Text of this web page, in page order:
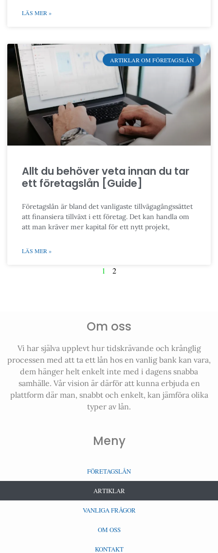
LÄS MER »
ARTIKLAR OM FÖRETAGSLÅN
Allt du behöver veta innan du tar
ett företagslån [Guide]
Företagslån är bland det vanligaste tillvägagångssättet
att finansiera tillväxt i ett företag. Det kan handla om
att man kräver mer kapital för ett nytt projekt,
LÄS MER »
1 2
Om oss
Vi har själva upplevt hur tidskrävande och krånglig
processen med att ta ett lån hos en vanlig bank kan vara,
dem hänger helt enkelt inte med i dagens snabba
samhälle. Vår vision är därför att kunna erbjuda en
plattform där man, snabbt och enkelt, kan jämföra olika
typer av lån.
Meny
FÖRETAGSLÅN
ARTIKLAR
VANLIGA FRÅGOR
OM OSS
KONTAKT